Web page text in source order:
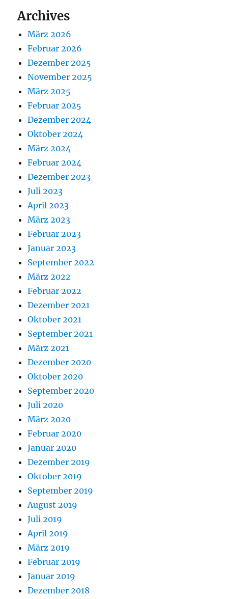
Archives
März 2026
Februar 2026
Dezember 2025
November 2025
März 2025
Februar 2025
Dezember 2024
Oktober 2024
März 2024
Februar 2024
Dezember 2023
Juli 2023
April 2023
März 2023
Februar 2023
Januar 2023
September 2022
März 2022
Februar 2022
Dezember 2021
Oktober 2021
September 2021
März 2021
Dezember 2020
Oktober 2020
September 2020
Juli 2020
März 2020
Februar 2020
Januar 2020
Dezember 2019
Oktober 2019
September 2019
August 2019
Juli 2019
April 2019
März 2019
Februar 2019
Januar 2019
Dezember 2018